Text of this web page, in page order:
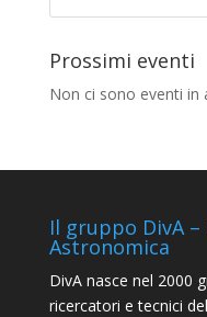
Prossimi eventi
Non ci sono eventi in
Il gruppo DivA
Astronomica
DivA nasce nel 2000
ricercatori e tecnici